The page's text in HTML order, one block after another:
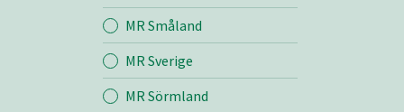
Entreprenad
Bemanning
MR Småland
MR Sverige
MR Sörmland